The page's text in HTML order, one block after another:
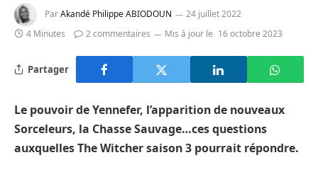
ParAkandé Philippe ABIODOUN
24 juillet 2022
4 Minutes
2 commentaires Mis à jour le 16 octobre 2023
Partager
Le pouvoir de Yennefer, l’apparition de nouveaux
Sorceleurs, la Chasse Sauvage…ces questions
auxquelles The Witcher saison 3 pourrait répondre.